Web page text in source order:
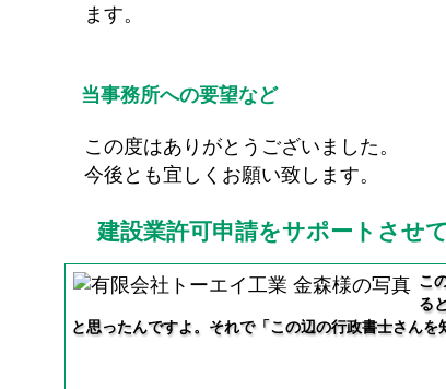
ます。
当事務所への要望など
この度はありがとうございました。
今後とも宜しくお願い致します。
建設業許可申請をサポートさせ
こ
る
と思ったんですよ。それで「この辺の行政書士さん